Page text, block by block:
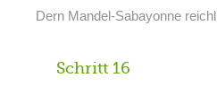
Dern Mandel-Sabayonne
Schritt 16